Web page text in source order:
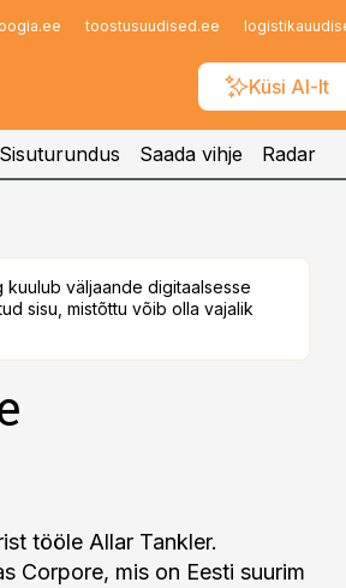
toostusuudised.ee
Küsi AI-lt
Sisuturundus Saada vihje Radar
kuulub väljaande digitaalsesse
sisu, mistõttu võib olla vajalik
tööle Allar Tankler.
Corpore, mis on Eesti suurim